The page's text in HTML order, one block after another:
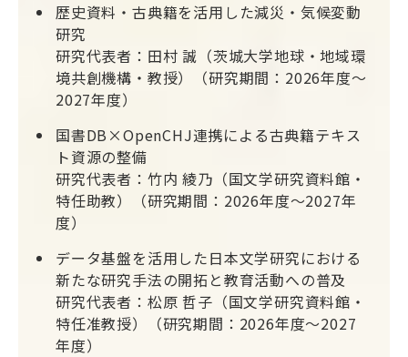
歴史資料・古典籍を活用した減災・気候変動
研究
研究代表者：田村 誠（茨城大学地球・地域環
境共創機構・教授）（研究期間：2026年度～
2027年度）
国書DB×OpenCHJ連携による古典籍テキス
ト資源の整備
研究代表者：竹内 綾乃（国文学研究資料館・
特任助教）（研究期間：2026年度～2027年
度）
データ基盤を活用した日本文学研究における
新たな研究手法の開拓と教育活動への普及
研究代表者：松原 哲子（国文学研究資料館・
特任准教授）（研究期間：2026年度～2027
年度）